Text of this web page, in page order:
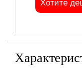
Хотите